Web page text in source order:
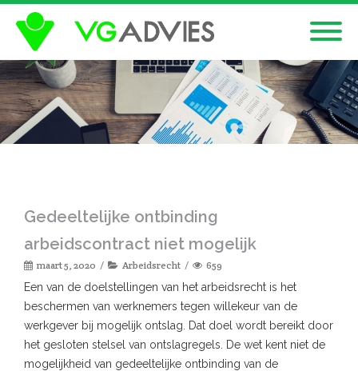
Gedeeltelijke ontbinding
arbeidscontract niet mogelijk
maart 5, 2020 Arbeidsrecht 659
Een van de doelstellingen van het arbeidsrecht is het
beschermen van werknemers tegen willekeur van de
werkgever bij mogelijk ontslag. Dat doel wordt bereikt door
het gesloten stelsel van ontslagregels. De wet kent niet de
mogelijkheid van gedeeltelijke ontbinding van de